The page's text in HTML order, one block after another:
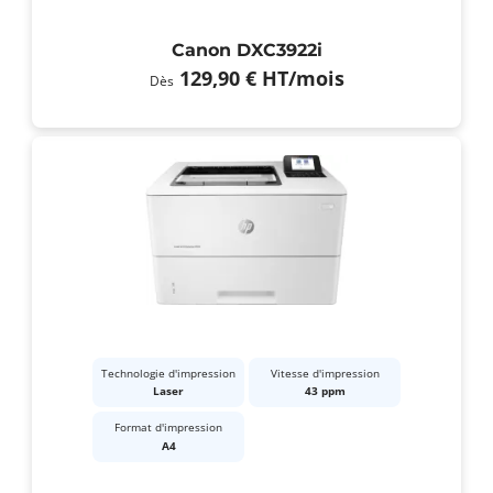
Canon DXC3922i
Dès 129,90 € HT/mois
Technologie d'impression
Laser
Vitesse d'impression
43 ppm
Format d'impression
A4